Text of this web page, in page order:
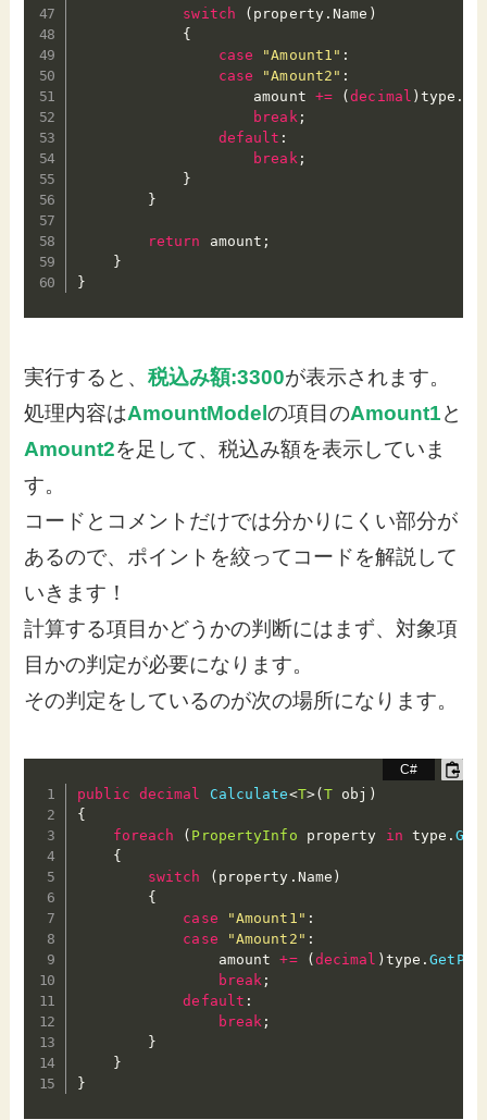
switch
( property.Name )
{
case
"Amount1" :
case
"Amount2" :
                    amount
+= (decimal )type .
break;
default :
break;
}
}
return amount ;
}
}
実行すると、税込み額:3300が表示されます。
処理内容はAmountModelの項目のAmount1と
Amount2を足して、税込み額を表示していま
す。
コードとコメントだけでは分かりにくい部分が
あるので、ポイントを絞ってコードを解説して
いきます！
計算する項目かどうかの判断にはまず、対象項
目かの判定が必要になります。
その判定をしているのが次の場所になります。
public decimal Calculate<T>(T obj )
{
foreach
( PropertyInfo property in type .
{
switch
( property . Name )
{
case
"Amount1" :
case
"Amount2" :
                amount
+= ( decimal ) type .
break ;
default :
break ;
}
}
}